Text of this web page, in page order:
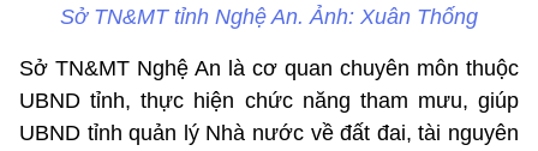
Sở TN&MT tỉnh Nghệ An. Ảnh: Xuân Thống
Sở TN&MT Nghệ An là cơ quan chuyên môn thuộc
UBND tỉnh, thực hiện chức năng tham mưu, giúp
UBND tỉnh quản lý Nhà nước về đất đai, tài nguyên